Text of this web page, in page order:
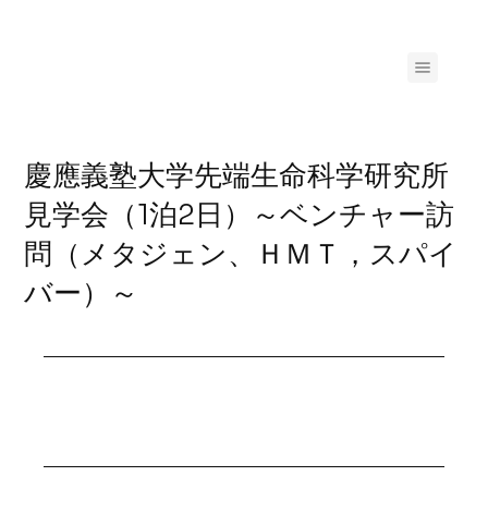
慶應義塾大学先端生命科学研究所
見学会（1泊2日）～ベンチャー訪
問（メタジェン、ＨＭＴ，スパイ
バー）～